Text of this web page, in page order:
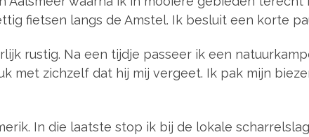
fietsen langs de Amstel. Ik besluit een korte
rustig. Na een tijdje passeer ik een
met zichzelf dat hij mij vergeet. Ik pak mijn
In die laatste stop ik bij de lokale